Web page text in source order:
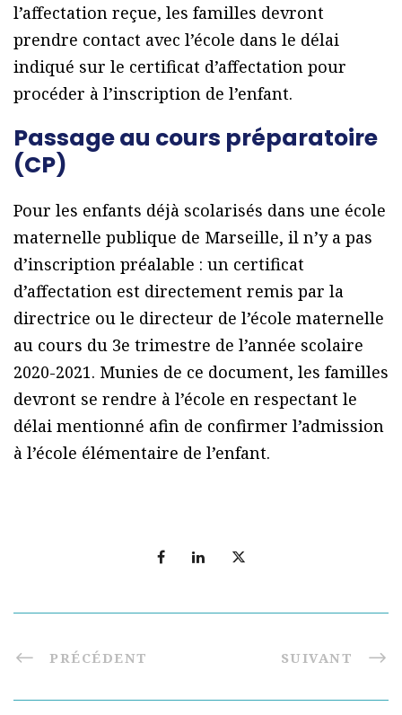
l’affectation reçue, les familles devront
prendre contact avec l’école dans le délai
indiqué sur le certificat d’affectation pour
procéder à l’inscription de l’enfant.
Passage au cours préparatoire
(CP)
Pour les enfants déjà scolarisés dans une école
maternelle publique de Marseille, il n’y a pas
d’inscription préalable : un certificat
d’affectation est directement remis par la
directrice ou le directeur de l’école maternelle
au cours du 3e trimestre de l’année scolaire
2020-2021. Munies de ce document, les familles
devront se rendre à l’école en respectant le
délai mentionné afin de confirmer l’admission
à l’école élémentaire de l’enfant.
PRÉCÉDENT SUIVANT